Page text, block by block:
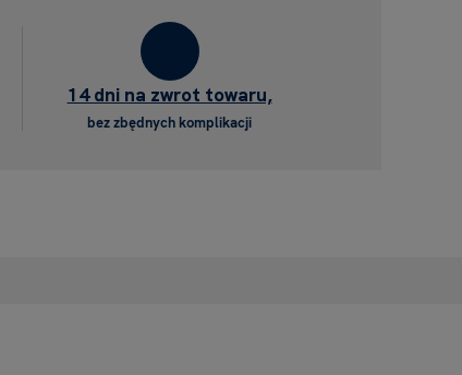
14 dni na zwrot towaru,
bez zbędnych komplikacji